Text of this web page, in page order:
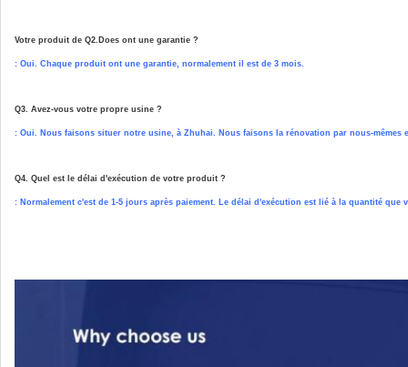
Votre produit de Q2.Does ont une garantie ?
: Oui. Chaque produit ont une garantie, normalement il est de 3 mois.
Q3. Avez-vous votre propre usine ?
: Oui. Nous faisons situer notre usine, à Zhuhai. Nous faisons la rénovation par nous-mêmes
Q4. Quel est le délai d'exécution de votre produit ?
: Normalement c'est de 1-5 jours après paiement. Le délai d'exécution est lié à la quantité que